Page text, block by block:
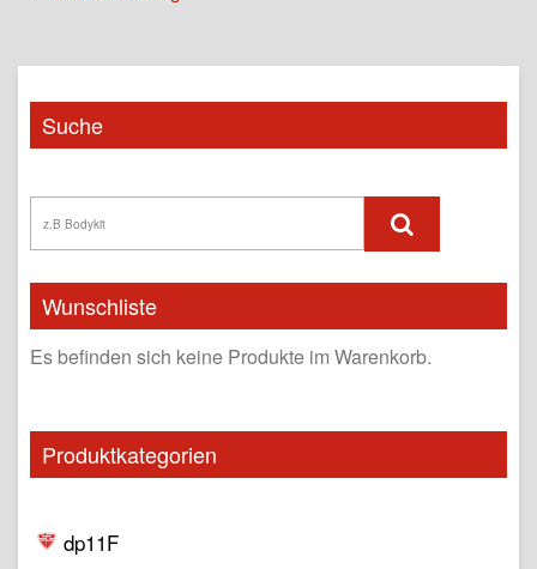
Suche
Wunschliste
Es befinden sich keine Produkte im Warenkorb.
Produktkategorien
dp11F